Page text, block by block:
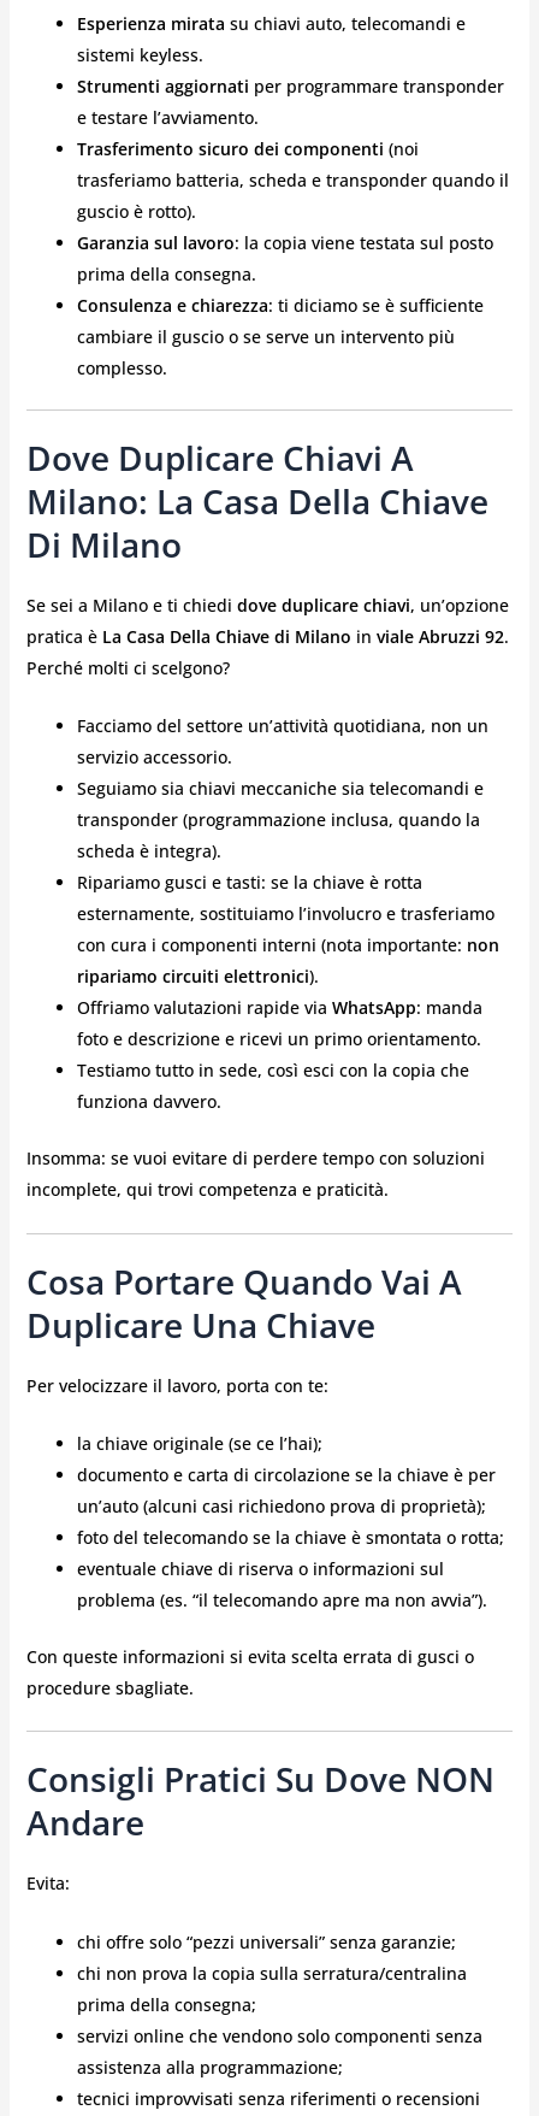
Esperienza mirata su chiavi auto, telecomandi e
sistemi keyless.
Strumenti aggiornati per programmare transponder
e testare l’avviamento.
Trasferimento sicuro dei componenti (noi
trasferiamo batteria, scheda e transponder quando il
guscio è rotto).
Garanzia sul lavoro: la copia viene testata sul posto
prima della consegna.
Consulenza e chiarezza: ti diciamo se è sufficiente
cambiare il guscio o se serve un intervento più
complesso.
Dove Duplicare Chiavi A
Milano: La Casa Della Chiave
Di Milano
Se sei a Milano e ti chiedi dove duplicare chiavi, un’opzione
pratica è La Casa Della Chiave di Milano in viale Abruzzi 92.
Perché molti ci scelgono?
Facciamo del settore un’attività quotidiana, non un
servizio accessorio.
Seguiamo sia chiavi meccaniche sia telecomandi e
transponder (programmazione inclusa, quando la
scheda è integra).
Ripariamo gusci e tasti: se la chiave è rotta
esternamente, sostituiamo l’involucro e trasferiamo
con cura i componenti interni (nota importante: non
ripariamo circuiti elettronici).
Offriamo valutazioni rapide via WhatsApp: manda
foto e descrizione e ricevi un primo orientamento.
Testiamo tutto in sede, così esci con la copia che
funziona davvero.
Insomma: se vuoi evitare di perdere tempo con soluzioni
incomplete, qui trovi competenza e praticità.
Cosa Portare Quando Vai A
Duplicare Una Chiave
Per velocizzare il lavoro, porta con te:
la chiave originale (se ce l’hai);
documento e carta di circolazione se la chiave è per
un’auto (alcuni casi richiedono prova di proprietà);
foto del telecomando se la chiave è smontata o rotta;
eventuale chiave di riserva o informazioni sul
problema (es. “il telecomando apre ma non avvia”).
Con queste informazioni si evita scelta errata di gusci o
procedure sbagliate.
Consigli Pratici Su Dove NON
Andare
Evita:
chi offre solo “pezzi universali” senza garanzie;
chi non prova la copia sulla serratura/centralina
prima della consegna;
servizi online che vendono solo componenti senza
assistenza alla programmazione;
tecnici improvvisati senza riferimenti o recensioni